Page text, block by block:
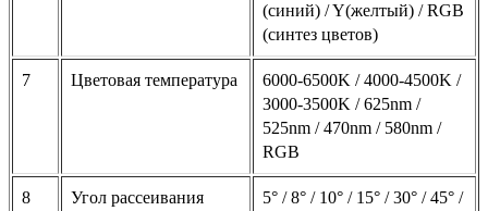
(синий) / Y(желтый) / RGB
(синтез цветов)
7 Цветовая температура
6000-6500K / 4000-4500K /
3000-3500K / 625nm /
525nm / 470nm / 580nm /
RGB
8 Угол рассеивания
5° / 8° / 10° / 15° / 30° / 45° /